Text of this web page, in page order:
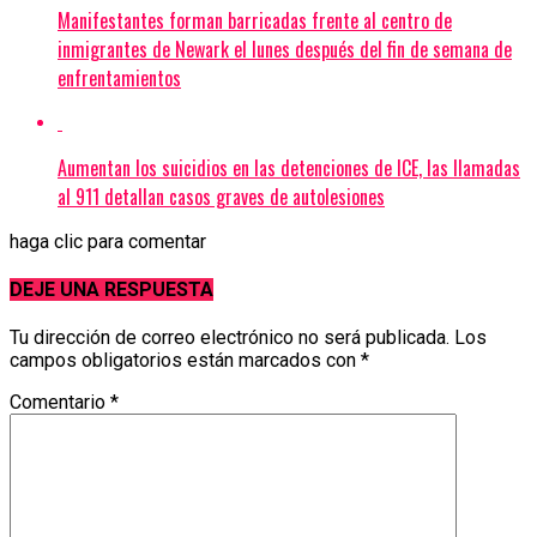
Manifestantes forman barricadas frente al centro de
inmigrantes de Newark el lunes después del fin de semana de
enfrentamientos
Aumentan los suicidios en las detenciones de ICE, las llamadas
al 911 detallan casos graves de autolesiones
haga clic para comentar
DEJE UNA RESPUESTA
Tu dirección de correo electrónico no será publicada. Los
campos obligatorios están marcados con *
Comentario *